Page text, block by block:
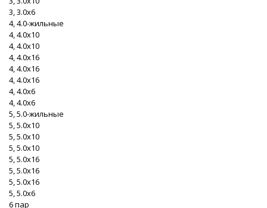
3, 3.0x6
4, 4.0-жильные
4, 4.0x10
4, 4.0x10
4, 4.0x16
4, 4.0x16
4, 4.0x16
4, 4.0x6
4, 4.0x6
5, 5.0-жильные
5, 5.0x10
5, 5.0x10
5, 5.0x10
5, 5.0x16
5, 5.0x16
5, 5.0x16
5, 5.0x6
6 пар